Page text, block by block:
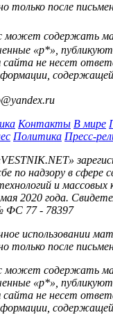
только после
может содержать
«р*»,
сайта не несет
Контакты В мире
Политика Пресс-
по надзору в сфере
и массовых
2020 года.
ФС 77 - 78397
использовании
только после
может содержать
«р*»,
сайта не несет